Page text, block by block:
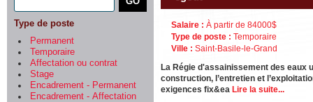
Type de poste
Permanent
Temporaire
Affectation ou contrat
Stage
Encadrement - Permanent
Encadrement - Affectation
Salaire : À partir de 84000$
Type de poste : Temporaire
Ville : Saint-Basile-le-Grand
La Régie d'assainissement des eaux
construction, l’entretien et
exigences fix&ea Lire la suite...